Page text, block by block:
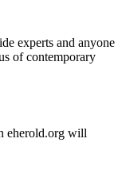
experts and anyone
of contemporary
eherold.org will